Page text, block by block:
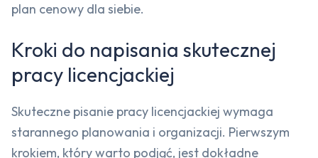
plan cenowy dla siebie.
Kroki do napisania skutecznej
pracy licencjackiej
Skuteczne pisanie pracy licencjackiej wymaga
starannego planowania i organizacji. Pierwszym
krokiem, który warto podjąć, jest dokładne